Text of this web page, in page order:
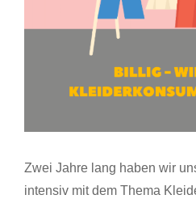
Zwei Jahre lang haben wir
intensiv mit dem Thema